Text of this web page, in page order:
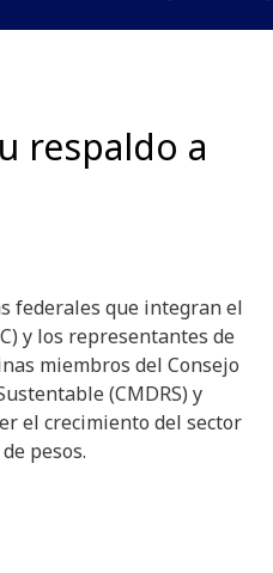
respaldo a
federales que integran el
y los representantes de
miembros del Consejo
(CMDRS) y
el crecimiento del sector
pesos.